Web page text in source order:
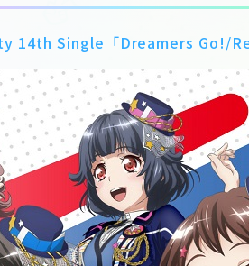
14th Single「Dreamers Go!/